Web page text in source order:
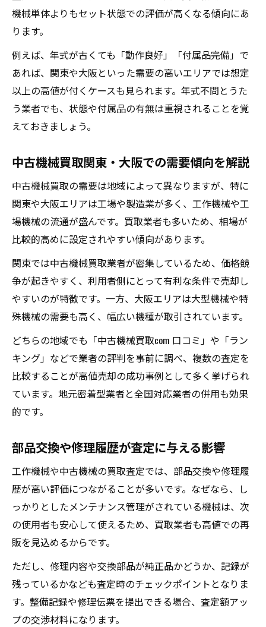
機械単体よりもセット状態での評価が高くなる傾向にあ
ります。
例えば、年式が古くても「動作良好」「付属品完備」で
あれば、関東や大阪といった需要の高いエリアでは想定
以上の高値が付くケースも見られます。年式不問とうた
う業者でも、状態や付属品の有無は重視されることを覚
えておきましょう。
中古機械買取関東・大阪での需要傾向を解説
中古機械買取の需要は地域によって異なりますが、特に
関東や大阪エリアは工場や製造業が多く、工作機械や工
場機械の流通が盛んです。買取業者も多いため、相場が
比較的高めに設定されやすい傾向があります。
関東では中古機械買取業者が密集しているため、価格競
争が起きやすく、利用者側にとって有利な条件で売却し
やすいのが特徴です。一方、大阪エリアは大型機械や特
殊機械の需要も高く、幅広い機種が取引されています。
どちらの地域でも「中古機械買取com 口コミ」や「ラン
キング」などで業者の評判を事前に調べ、複数の査定を
比較することが高値売却の成功事例として多く挙げられ
ています。地元密着型業者と全国対応業者の併用も効果
的です。
部品交換や修理履歴が査定に与える影響
工作機械や中古機械の買取査定では、部品交換や修理履
歴が高い評価につながることが多いです。なぜなら、し
っかりとしたメンテナンス管理がされている機械は、次
の使用者も安心して使えるため、買取業者も高値での再
販を見込めるからです。
ただし、修理内容や交換部品が純正品かどうか、記録が
残っているかなども査定時のチェックポイントとなりま
す。整備記録や修理伝票を提出できる場合、査定額アッ
プの交渉材料になります。